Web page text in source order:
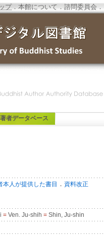
プ．本館について ．諮問委員会 ．
者データベース
本人が提供した書目 ． 資料改正
= Ven. Ju-shih = Shin, Ju-shin